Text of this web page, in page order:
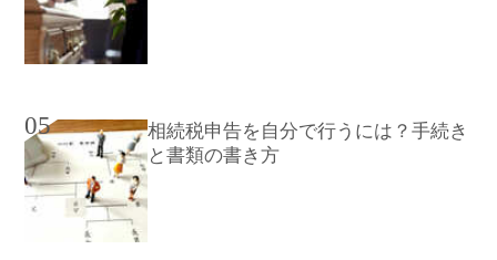
05
相続税申告を自分で行うには？手続き
と書類の書き方